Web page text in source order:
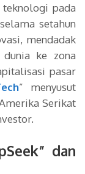
pada
setahun
mendadak
ke zona
pasar
” menyusut
Serikat
dan